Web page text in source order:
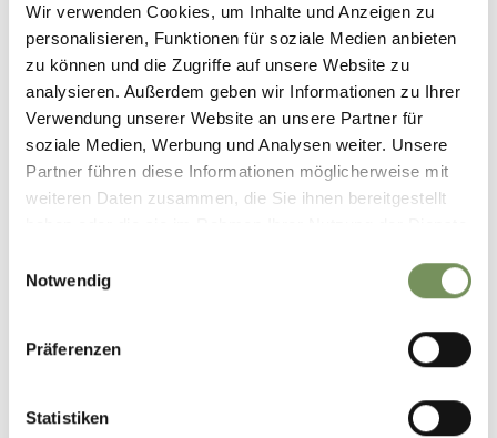
Wir verwenden Cookies, um Inhalte und Anzeigen zu
personalisieren, Funktionen für soziale Medien anbieten
zu können und die Zugriffe auf unsere Website zu
analysieren. Außerdem geben wir Informationen zu Ihrer
Verwendung unserer Website an unsere Partner für
soziale Medien, Werbung und Analysen weiter. Unsere
Partner führen diese Informationen möglicherweise mit
weiteren Daten zusammen, die Sie ihnen bereitgestellt
Notwendig
Präferenzen
Statistiken